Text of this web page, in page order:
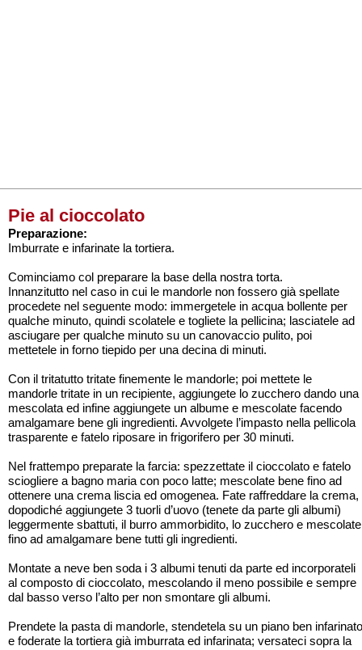
Pie al cioccolato
Preparazione:
Imburrate e infarinate la tortiera.
Cominciamo col preparare la base della nostra torta.
Innanzitutto nel caso in cui le mandorle non fossero già spellate
procedete nel seguente modo: immergetele in acqua bollente per
qualche minuto, quindi scolatele e togliete la pellicina; lasciatele ad
asciugare per qualche minuto su un canovaccio pulito, poi
mettetele in forno tiepido per una decina di minuti.
Con il tritatutto tritate finemente le mandorle; poi mettete le
mandorle tritate in un recipiente, aggiungete lo zucchero dando una
mescolata ed infine aggiungete un albume e mescolate facendo
amalgamare bene gli ingredienti. Avvolgete l’impasto nella pellicola
trasparente e fatelo riposare in frigorifero per 30 minuti.
Nel frattempo preparate la farcia: spezzettate il cioccolato e fatelo
sciogliere a bagno maria con poco latte; mescolate bene fino ad
ottenere una crema liscia ed omogenea. Fate raffreddare la crema,
dopodiché aggiungete 3 tuorli d’uovo (tenete da parte gli albumi)
leggermente sbattuti, il burro ammorbidito, lo zucchero e mescolate
fino ad amalgamare bene tutti gli ingredienti.
Montate a neve ben soda i 3 albumi tenuti da parte ed incorporateli
al composto di cioccolato, mescolando il meno possibile e sempre
dal basso verso l’alto per non smontare gli albumi.
Prendete la pasta di mandorle, stendetela su un piano ben infarinato
e foderate la tortiera già imburrata ed infarinata; versateci sopra la